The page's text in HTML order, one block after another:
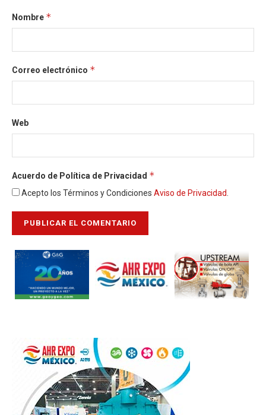
Nombre *
Correo electrónico *
Web
Acuerdo de Política de Privacidad *
Acepto los Términos y Condiciones Aviso de Privacidad